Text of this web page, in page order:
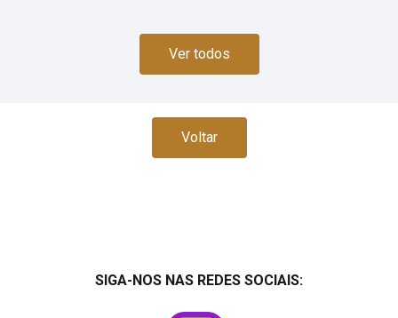
Ver todos
Voltar
SIGA-NOS NAS REDES SOCIAIS: